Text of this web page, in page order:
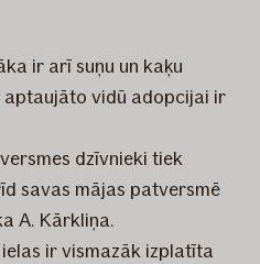
ir arī suņu un kaķu
aptaujāto vidū adopcijai ir
dzīvnieki tiek
savas mājas patversmē
A. Kārkliņa.
ir vismazāk izplatīta